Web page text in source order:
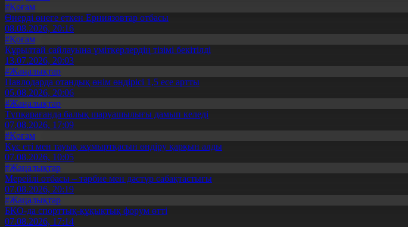
#Қоғам
Өнерді өнеге еткен Ерниязовтар отбасы
08.08.2026, 20:16
#Қоғам
Құрылтай сайлауына үміткерлердің тізімі бекітілді
13.07.2026, 20:03
#Жаңалықтар
Павлодарда отандық өнім өндірісі 1,5 есе артты
05.08.2026, 20:06
#Жаңалықтар
Түпқарағанда балық шаруашылығы дамып келеді
07.08.2026, 17:09
#Қоғам
Құс еті мен тауық жұмыртқасын өндіру қарқын алды
07.08.2026, 10:05
#Жаңалықтар
Мерейлі отбасы – тәрбие мен дәстүр сабақтастығы
07.08.2026, 20:19
#Жаңалықтар
БҚО-да спорттық-құқықтық форум өтті
07.08.2026, 17:14